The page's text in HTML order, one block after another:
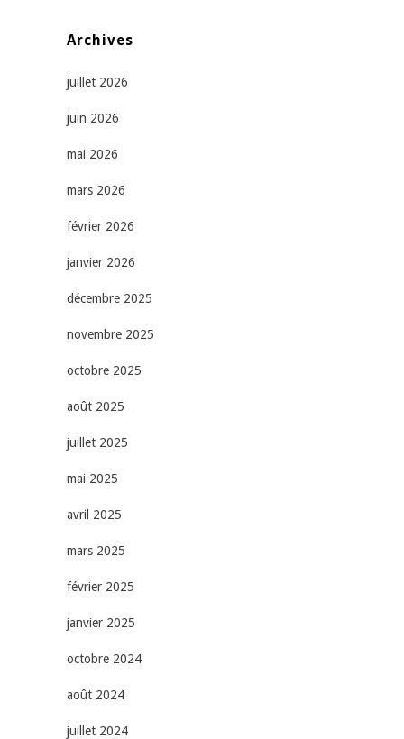
Archives
juillet 2026
juin 2026
mai 2026
mars 2026
février 2026
janvier 2026
décembre 2025
novembre 2025
octobre 2025
août 2025
juillet 2025
mai 2025
avril 2025
mars 2025
février 2025
janvier 2025
octobre 2024
août 2024
juillet 2024